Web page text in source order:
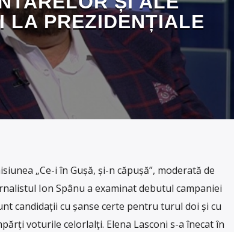
LA PREZIDENȚIALE
„Ce-i în Gușă, și-n căpușă”, moderată de
Ion Spânu a examinat debutul campaniei
candidații cu șanse certe pentru turul doi și cu
voturile celorlalți. Elena Lasconi s-a înecat în